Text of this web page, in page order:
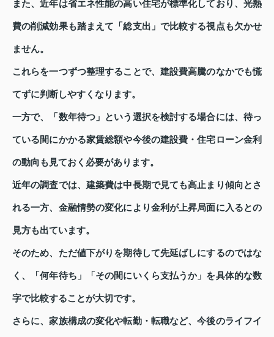
また、近年は省エネ性能の高い住宅が標準化しており、光熱
費の削減効果も踏まえて「総支出」で比較する視点も欠かせ
ません。
これらを一つずつ整理することで、建設費高騰のなかでも慌
てずに判断しやすくなります。
一方で、「数年待つ」という選択を検討する場合には、待っ
ている間にかかる家賃総額や今後の建設費・住宅ローン金利
の動向も見ておく必要があります。
近年の調査では、建築費は中長期で見ても高止まり傾向とさ
れる一方、金融情勢の変化により金利が上昇局面に入るとの
見方も出ています。
そのため、ただ値下がりを期待して先延ばしにするのではな
く、「何年待ち」「その間にいくら支払うか」を具体的な数
字で比較することが大切です。
さらに、家族構成の変化や転勤・転職など、今後のライフイ